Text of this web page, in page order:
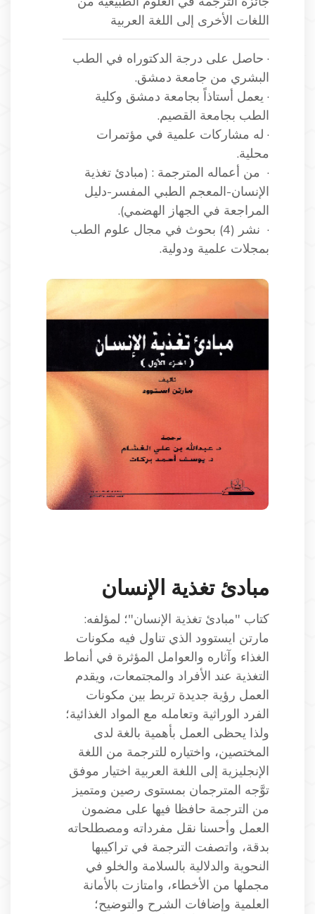
اللغات الأخرى إلى اللغة العربية
· حاصل على درجة الدكتوراه في الطب
البشري من جامعة دمشق.
· يعمل أستاذاً بجامعة دمشق وكلية
الطب بجامعة القصيم.
· له مشاركات علمية في مؤتمرات
محلية.
· من أعماله المترجمة : (مبادئ تغذية
الإنسان-المعجم الطبي المفسر-دليل
المراجعة في الجهاز الهضمي).
· نشر (4) بحوث في مجال علوم الطب
بمجلات علمية ودولية.
مبادئ تغذية الإنسان
كتاب "مبادئ تغذية الإنسان"؛ لمؤلفه:
مارتن ايستوود الذي تناول فيه مكونات
الغذاء وآثاره والعوامل المؤثرة في أنماط
التغذية عند الأفراد والمجتمعات، ويقدم
العمل رؤية جديدة تربط بين مكونات
الفرد الوراثية وتعامله مع المواد الغذائية؛
ولذا يحظى العمل بأهمية بالغة لدى
المختصين، واختياره للترجمة من اللغة
الإنجليزية إلى اللغة العربية اختيار موفق
توَّجه المترجمان بمستوى رصين ومتميز
من الترجمة حافظا فيها على مضمون
العمل وأحسنا نقل مفرداته ومصطلحاته
بدقة، واتصفت الترجمة في تراكيبها
النحوية والدلالية بالسلامة والخلو في
مجملها من الأخطاء، وامتازت بالأمانة
العلمية وإضافات الشرح والتوضيح؛